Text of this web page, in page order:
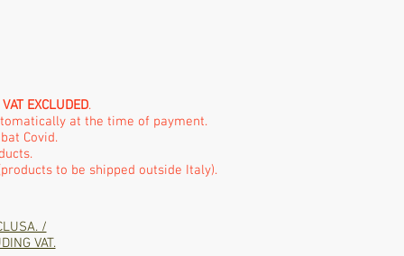
VAT EXCLUDED.
at the time of payment.
Covid.
to be shipped outside Italy).
/
VAT.